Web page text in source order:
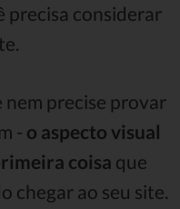
precisa considerar
precise provar
- o aspecto visual
coisa que
chegar ao seu site.